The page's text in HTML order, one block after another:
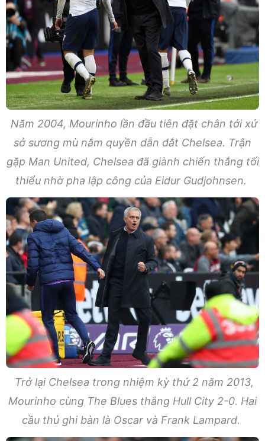
Năm 2004, Mourinho lần đầu tiên đặt chân tới xứ
sở sương mù nắm quyền dẫn dắt Chelsea. Trận
gặp Man United, Chelsea đã giành chiến thắng tối
thiểu nhờ pha lập công của Eidur Gudjohnsen.
Trở lại Chelsea trong nhiệm kỳ thứ 2 năm 2013,
Mourinho cùng The Blues thắng Hull City 2-0. Hai
cầu thủ ghi bàn là Oscar và Frank Lampard.